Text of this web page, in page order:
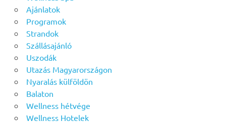
Ajánlatok
Programok
Strandok
Szállásajánló
Uszodák
Utazás Magyarországon
Nyaralás külföldön
Balaton
Wellness hétvége
Wellness Hotelek